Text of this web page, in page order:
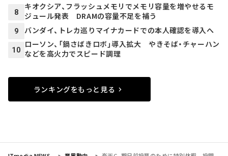
8
キオクシア、フラッシュメモリでメモリ容量を増やせるモ
ジュール発表 DRAMの容量不足を補う
9 バンダイ、トレカ巡りマイナカードでの本人確認を導入へ
10
ローソン、「鍋さばきロボ」導入拡大 やきそば・チャーハン
などを高火力でスピード調理
ランキングをもっと見る